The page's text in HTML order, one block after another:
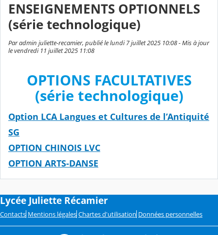
ENSEIGNEMENTS OPTIONNELS
(série technologique)
Par admin juliette-recamier, publié le lundi 7 juillet 2025 10:08 - Mis à jour
le vendredi 11 juillet 2025 11:08
OPTIONS FACULTATIVES
(série technologique)
Option LCA Langues et Cultures de l’Antiquité
SG
OPTION CHINOIS LVC
OPTION ARTS-DANSE
Lycée Juliette Récamier
Contacts Mentions légales Chartes d'utilisation Données personnelles